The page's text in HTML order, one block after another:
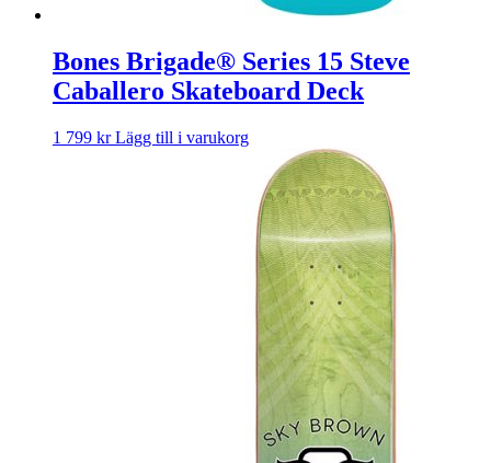
Bones Brigade® Series 15 Steve
Caballero Skateboard Deck
1 799 kr Lägg till i varukorg